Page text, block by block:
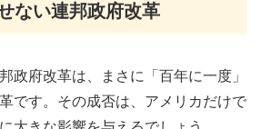
ない連邦政府改革
政府改革は、まさに「百年に一度」
です。その成否は、アメリカだけで